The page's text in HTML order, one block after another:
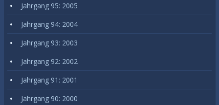
Jahrgang 95: 2005
Jahrgang 94: 2004
Jahrgang 93: 2003
Jahrgang 92: 2002
Jahrgang 91: 2001
Jahrgang 90: 2000